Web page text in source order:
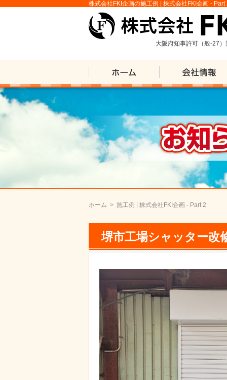
株式会社FKI企画の施工例 | 株式会社FKI企画 - Part
大阪府知事許可（般-27
ホーム > 施工例 | 株式会社FKI企画 - Part 2
堺市工場シャッター改